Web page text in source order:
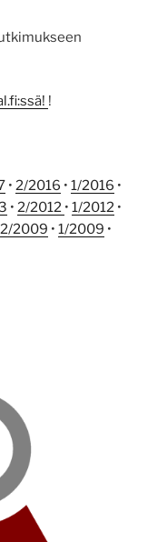
!
• 2/2016 • 1/2016 •
• 2/2012 • 1/2012 •
2/2009 • 1/2009 •